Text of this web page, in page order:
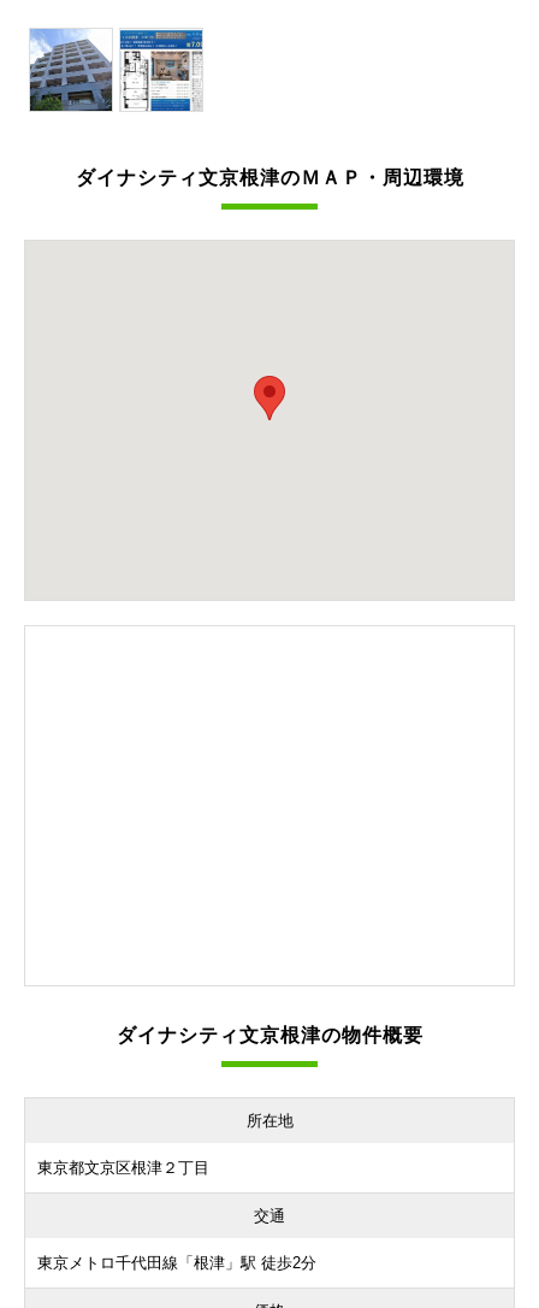
ダイナシティ文京根津のＭＡＰ・周辺環境
ダイナシティ文京根津の物件概要
所在地
東京都文京区根津２丁目
交通
東京メトロ千代田線「根津」駅 徒歩2分